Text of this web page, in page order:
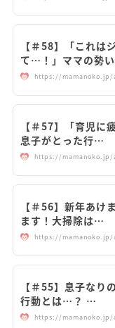
【＃58】「これは
て…！」ママの勢
https://mamanoko.jp/
【＃57】「育児
息子がとった行…
https://mamanoko.jp/
【＃56】新年あけ
ます！大掃除は…
https://mamanoko.jp/
【＃55】息子なり
行動とは…？ …
https://mamanoko.jp/